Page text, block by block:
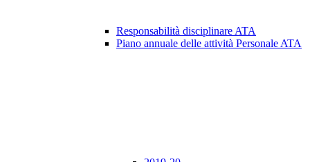
Responsabilità disciplinare ATA
Piano annuale delle attività Personale ATA